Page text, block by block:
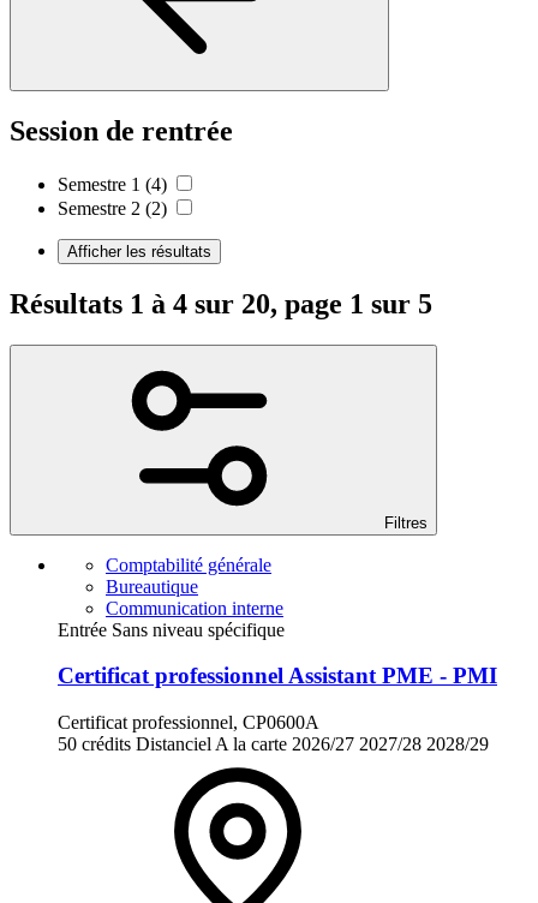
Session de rentrée
Semestre 1 (4)
Semestre 2 (2)
Afficher les résultats
Résultats 1 à 4 sur 20, page 1 sur 5
Filtres
Comptabilité générale
Bureautique
Communication interne
Entrée Sans niveau spécifique
Certificat professionnel Assistant PME - PMI
Certificat professionnel, CP0600A
50 crédits Distanciel A la carte 2026/27 2027/28 2028/29